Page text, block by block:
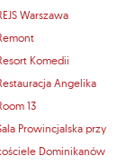
Warszawa
Komedii
Angelika
13
Prowincjalska przy
Dominikanów